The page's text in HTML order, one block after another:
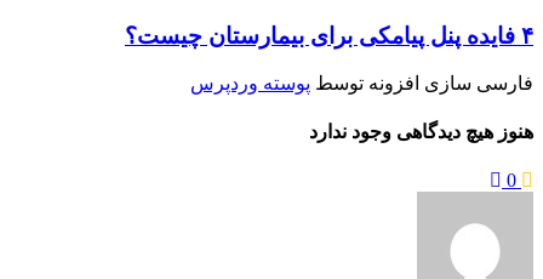
۴ فایده پنل پیامکی برای بیمارستان چیست؟
فارسی سازی افزونه توسط پوسته وردپرس
هنوز هیچ دیدگاهی وجود ندارد
0